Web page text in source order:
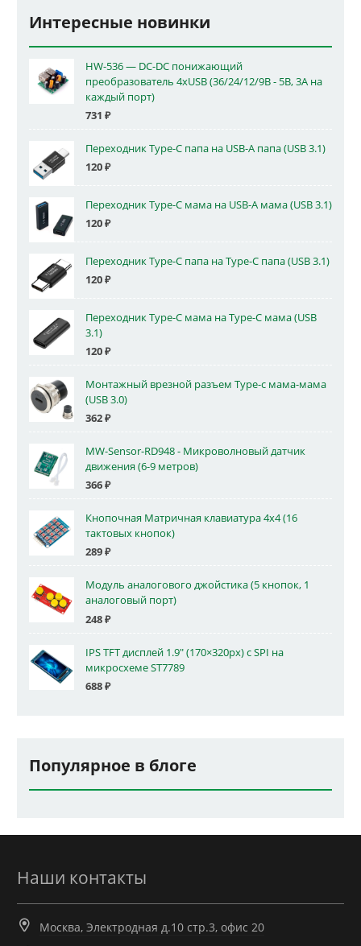
Интересные новинки
HW-536 — DC-DC понижающий
преобразователь 4xUSB (36/24/12/9В - 5В, 3А на
каждый порт)
731 ₽
Переходник Type-C папа на USB-A папа (USB 3.1)
120₽
Переходник Type-C мама на USB-A мама (USB 3.1)
120₽
Переходник Type-C папа на Type-C папа (USB 3.1)
120₽
Переходник Type-C мама на Type-C мама (USB
3.1)
120₽
Монтажный врезной разъем Type-c мама-мама
(USB 3.0)
362₽
MW-Sensor-RD948 - Микроволновый датчик
движения (6-9 метров)
366₽
Кнопочная Матричная клавиатура 4x4 (16
тактовых кнопок)
289₽
Модуль аналогового джойстика (5 кнопок, 1
аналоговый порт)
248₽
IPS TFT дисплей 1.9" (170×320px) с SPI на
микросхеме ST7789
688₽
Популярное в блоге
Наши контакты
Москва, Электродная д.10 стр.3, офис 20